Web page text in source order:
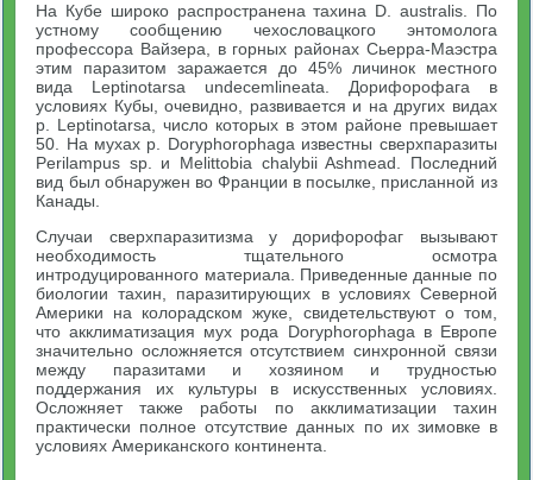
На Кубе широко распространена тахина D. australis. По
устному сообщению чехословацкого энтомолога
профессора Вайзера, в горных районах Сьерра-Маэстра
этим паразитом заражается до 45% личинок местного
вида Leptinotarsa undecemlineata. Дорифорофага в
условиях Кубы, очевидно, развивается и на других видах
p. Leptinotarsa, число которых в этом районе превышает
50. На мухах p. Doryphorophaga известны сверхпаразиты
Perilampus sp. и Melittobia chalybii Ashmead. Последний
вид был обнаружен во Франции в посылке, присланной из
Канады.
Случаи сверхпаразитизма у дорифорофаг вызывают
необходимость тщательного осмотра
интродуцированного материала. Приведенные данные по
биологии тахин, паразитирующих в условиях Северной
Америки на колорадском жуке, свидетельствуют о том,
что акклиматизация мух рода Doryphorophaga в Европе
значительно осложняется отсутствием синхронной связи
между паразитами и хозяином и трудностью
поддержания их культуры в искусственных условиях.
Осложняет также работы по акклиматизации тахин
практически полное отсутствие данных по их зимовке в
условиях Американского континента.